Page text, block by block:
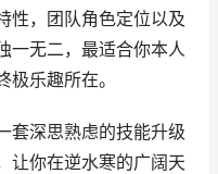
性，团队角色定位以及
一无二，最适合你本人
乐趣所在。
套深思熟虑的技能升级
让你在逆水寒的广阔天